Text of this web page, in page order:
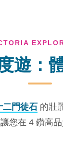
遊：
二門徒石 的壯
您在 4 鑽高